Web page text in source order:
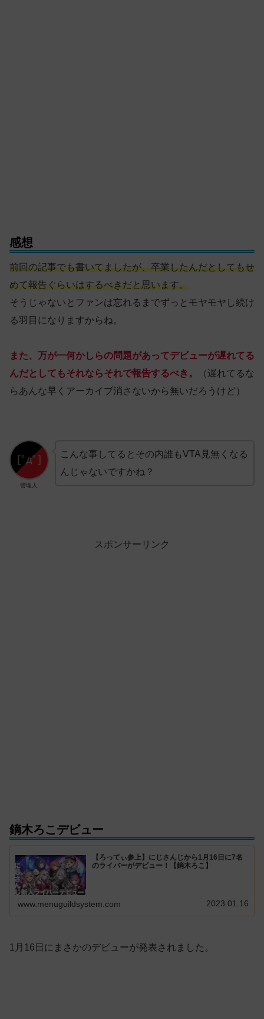
感想
前回の記事でも書いてましたが、卒業したんだとしてもせ
めて報告ぐらいはするべきだと思います。
そうじゃないとファンは忘れるまでずっとモヤモヤし続け
る羽目になりますからね。
また、万が一何かしらの問題があってデビューが遅れてる
んだとしてもそれならそれで報告するべき。
（遅れてるな
らあんな早くアーカイブ消さないから無いだろうけど）
管理人
こんな事してるとその内誰もVTA見無くなる
んじゃないですかね？
スポンサーリンク
鏑木ろこデビュー
【ろってぃ参上】にじさんじから1月16日に7名
のライバーがデビュー！【鏑木ろこ】
www.menuguildsystem.com 2023.01.16
1月16日にまさかのデビューが発表されました。